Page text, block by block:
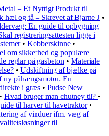
– Et Nyttigt Produkt til
hæl og tå – Skrevet af Bjarne J •
En guide til opbygning
registreringsattesten ligge i
• Kobberskinne •
om sikkerhed og populære
reglar på gasbeton • Materiale
• Udskiftning af bjælke på
ny påhængsmotor: En
i græs • Pudse New
• Hvad bruger man chutney til? •
til harver til havetraktor•
af vinduer ifm. væg af
til